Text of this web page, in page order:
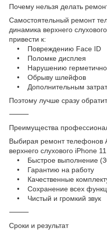
Почему нельзя делать
Самостоятельный ремонт
динамика верхнего
привести к:
• Повреждению Face ID
• Поломке дисплея
• Нарушению
• Обрыву шлейфов
• Дополнительным
Поэтому лучше сразу
⸻
Преимущества
Выбирая ремонт
верхнего слухового iPhone
• Быстрое выполнение
• Гарантию на работу
• Качественные
• Сохранение всех
• Чистый и громкий звук
⸻
Сроки и результат